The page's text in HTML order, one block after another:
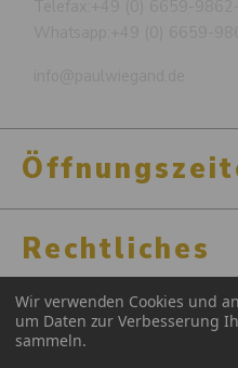
Rechtliches
Wir verwenden Cookies und
um Daten zur Verbesserung
sammeln.